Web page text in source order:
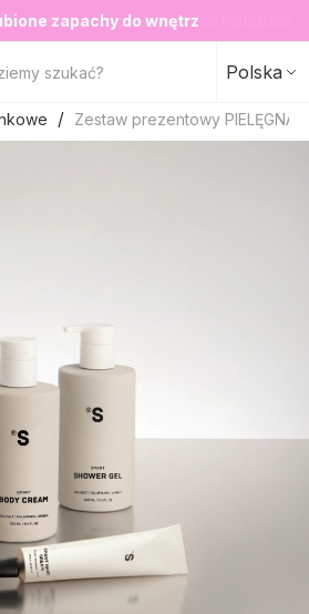
zapachy do wnętrz
do -20%✨
Porn 50 ml znów dostępne
Nowosci✨
szukać? Polska
Zestaw prezentowy